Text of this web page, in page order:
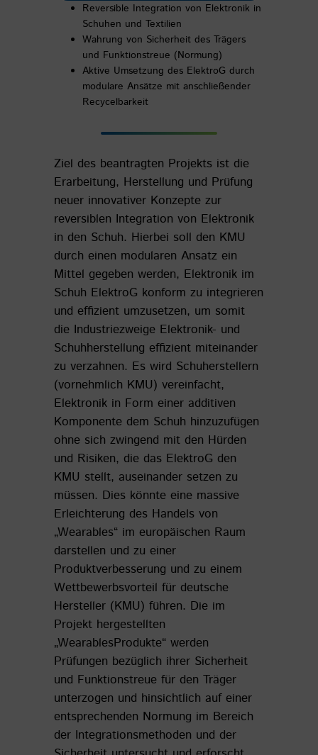
Reversible Integration von Elektronik in
Schuhen und Textilien
Wahrung von Sicherheit des Trägers
und Funktionstreue (Normung)
Aktive Umsetzung des ElektroG durch
modulare Ansätze mit anschließender
Recycelbarkeit
Ziel des beantragten Projekts ist die
Erarbeitung, Herstellung und Prüfung
neuer innovativer Konzepte zur
reversiblen Integration von Elektronik
in den Schuh. Hierbei soll den KMU
durch einen modularen Ansatz ein
Mittel gegeben werden, Elektronik im
Schuh ElektroG konform zu integrieren
und effizient umzusetzen, um somit
die Industriezweige Elektronik- und
Schuhherstellung effizient miteinander
zu verzahnen. Es wird Schuherstellern
(vornehmlich KMU) vereinfacht,
Elektronik in Form einer additiven
Komponente dem Schuh hinzuzufügen
ohne sich zwingend mit den Hürden
und Risiken, die das ElektroG den
KMU stellt, auseinander setzen zu
müssen. Dies könnte eine massive
Erleichterung des Handels von
„Wearables“ im europäischen Raum
darstellen und zu einer
Produktverbesserung und zu einem
Wettbewerbsvorteil für deutsche
Hersteller (KMU) führen. Die im
Projekt hergestellten
„WearablesProdukte“ werden
Prüfungen bezüglich ihrer Sicherheit
und Funktionstreue für den Träger
unterzogen und hinsichtlich auf einer
entsprechenden Normung im Bereich
der Integrationsmethoden und der